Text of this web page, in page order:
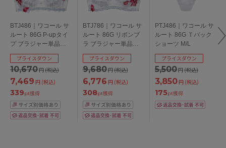
BTJ486｜ワコール サ
ルート 86G P-upタイ
プ ブラジャー単品
BCDEFGHIカップ ア
ンダー
65/70/75/80/85cm
10,670円(税込)
プライスダウン
7,469 円 (税込)
339pt獲得
BTJ786｜ワコール サ
ルート 86G リボンブ
ラ ブラジャー単品
CDEFGカップ アンダ
ー65/70/75/80cm
9,680円(税込)
プライスダウン
6,776 円 (税込)
308pt獲得
PTJ486｜ワコール サ
ルート 86G Ｔバック
ショーツ M/L
5,500円(税込)
プライスダウン
3,850円 (税込)
175pt獲得